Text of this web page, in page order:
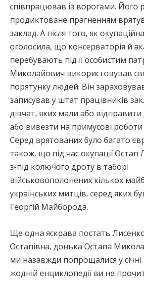
співпрацював із ворогами. Його
продиктоване прагненням
заклад. А після того, як
оголосила, що консерваторія й
перебувають під її особистим
Миколайович використовував
порятунку людей. Він
записував у штат працівників
дівчат, яких мали або
або вивезти на примусові
Серед врятованих було багато
також, що під час окупації Остап
з-під колючого дроту в таборі
військовополонених кількох
українських митців, серед яких
Георгій Майборода.
Ще одна яскрава постать
Остапівна, донька Остапа
ми назавжди попрощалися у
жодній енциклопедії ви не